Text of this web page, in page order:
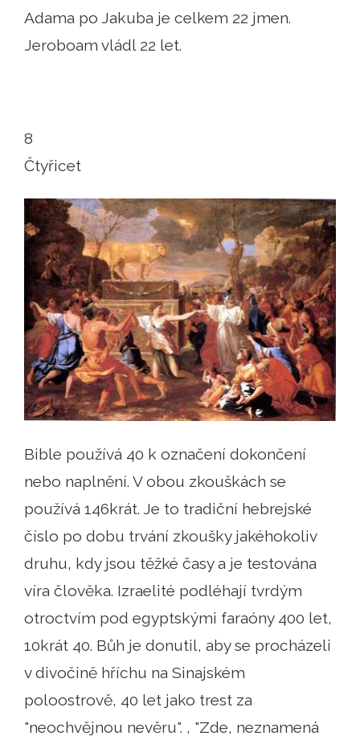
Adama po Jakuba je celkem 22 jmen.
Jeroboam vládl 22 let.
8
Čtyřicet
Bible používá 40 k označení dokončení
nebo naplnění. V obou zkouškách se
používá 146krát. Je to tradiční hebrejské
číslo po dobu trvání zkoušky jakéhokoliv
druhu, kdy jsou těžké časy a je testována
víra člověka. Izraelité podléhají tvrdým
otroctvím pod egyptskými faraóny 400 let,
10krát 40. Bůh je donutil, aby se procházeli
v divočině hříchu na Sinajském
poloostrově, 40 let jako trest za
"neochvějnou nevěru". , "Zde, neznamená